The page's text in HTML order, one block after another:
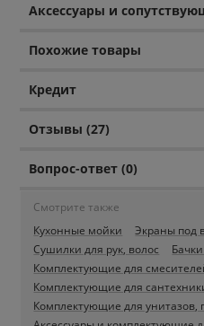
Аксессуары и
Похожие товары
Кредит
Отзывы (27)
Вопрос-ответ (0)
Смотрите также
Кухонные мойки
Экраны под
Сушилки для рук, волос
Комплектующие для
Комплектующие для
Комплектующие для унитазов,